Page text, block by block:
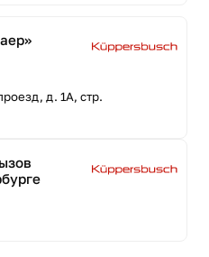
д. 1А, стр.